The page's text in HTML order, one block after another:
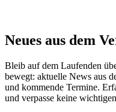
Neues aus dem
Bleib auf dem Laufenden
bewegt: aktuelle News aus
und kommende Termine.
und verpasse keine